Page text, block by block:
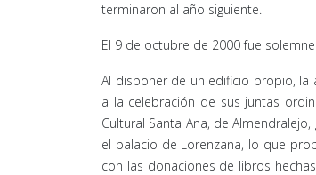
terminaron al año siguiente.
El 9 de octubre de 2000 fue
Al disponer de un edificio propio, la
a la celebración de sus juntas
Cultural Santa Ana, de
el palacio de Lorenzana, lo que
con las donaciones de libros